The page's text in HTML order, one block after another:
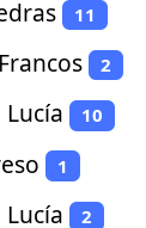
11
2
Lucía 10
1
Lucía 2